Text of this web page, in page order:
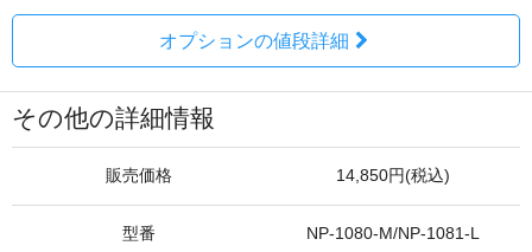
オプションの値段詳細
その他の詳細情報
販売価格 14,850円(税込)
型番 NP-1080-M/NP-1081-L